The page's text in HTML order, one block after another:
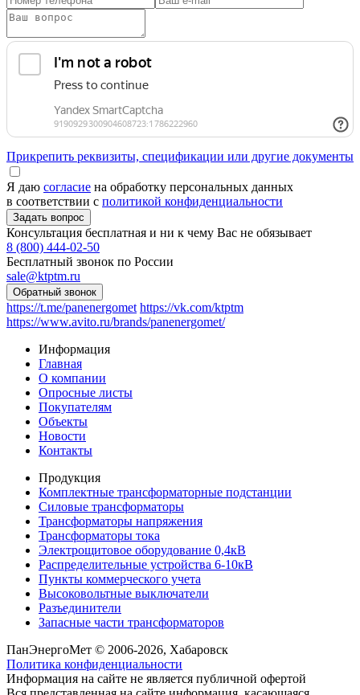
Прикрепить реквизиты, спецификации или другие документы
Я даю согласие на обработку персональных данных
в соответствии с политикой конфиденциальности
Консультация бесплатная и ни к чему Вас не обязывает
8 (800) 444-02-50
Бесплатный звонок по России
sale@ktptm.ru
https://t.me/panenergomet https://vk.com/ktptm
https://www.avito.ru/brands/panenergomet/
Информация
Главная
О компании
Опросные листы
Покупателям
Объекты
Новости
Контакты
Продукция
Комплектные трансформаторные подстанции
Силовые трансформаторы
Трансформаторы напряжения
Трансформаторы тока
Электрощитовое оборудование 0,4кВ
Распределительные устройства 6-10кВ
Пункты коммерческого учета
Высоковольтные выключатели
Разъединители
Запасные части трансформаторов
ПанЭнергоМет © 2006-2026, Хабаровск
Политика конфиденциальности
Информация на сайте не является публичной офертой